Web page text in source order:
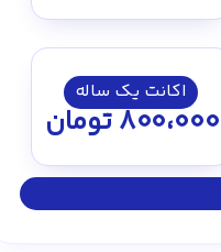
اکانت یک ساله
800،000تومان